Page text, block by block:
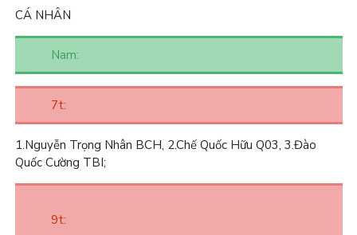
CÁ NHÂN
Nam:
7t:
1.Nguyễn Trọng Nhân BCH, 2.Chế Quốc Hữu Q03, 3.Đào
Quốc Cường TBI;
9t: